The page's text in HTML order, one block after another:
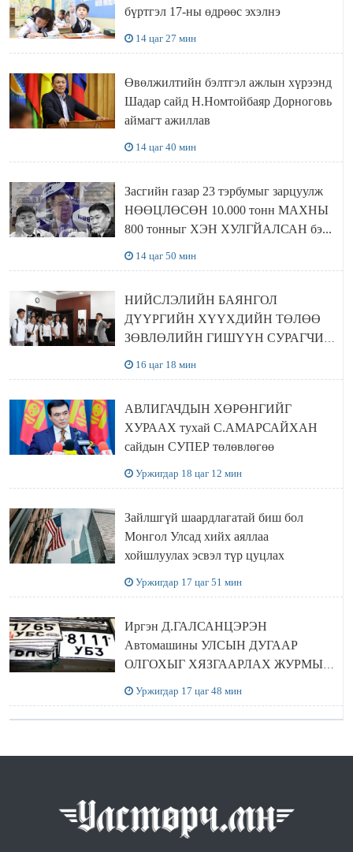
бүртгэл 17-ны өдрөөс эхэлнэ
14 цаг 27 мин
Өвөлжилтийн бэлтгэл ажлын хүрээнд
Шадар сайд Н.Номтойбаяр Дорноговь
аймагт ажиллав
14 цаг 40 мин
Засгийн газар 23 тэрбумыг зарцуулж
НӨӨЦЛӨСӨН 10.000 тонн МАХНЫ
800 тонныг ХЭН ХУЛГЙАЛСАН бэ...
14 цаг 50 мин
НИЙСЛЭЛИЙН БАЯНГОЛ
ДҮҮРГИЙН ХҮҮХДИЙН ТӨЛӨӨ
ЗӨВЛӨЛИЙН ГИШҮҮН СУРАГЧИД
16 цаг 18 мин
АВЛИГАЧДЫН ХӨРӨНГИЙГ
ХУРААХ тухай С.АМАРСАЙХАН
сайдын СУПЕР төлөвлөгөө
Уржигдар 18 цаг 12 мин
Зайлшгүй шаардлагатай биш бол
Монгол Улсад хийх аяллаа
хойшлуулах эсвэл түр цуцлах
Уржигдар 17 цаг 51 мин
Иргэн Д.ГАЛСАНЦЭРЭН
Автомашины УЛСЫН ДУГААР
ОЛГОХЫГ ХЯЗГААРЛАХ ЖУРМЫГ
Уржигдар 17 цаг 48 мин